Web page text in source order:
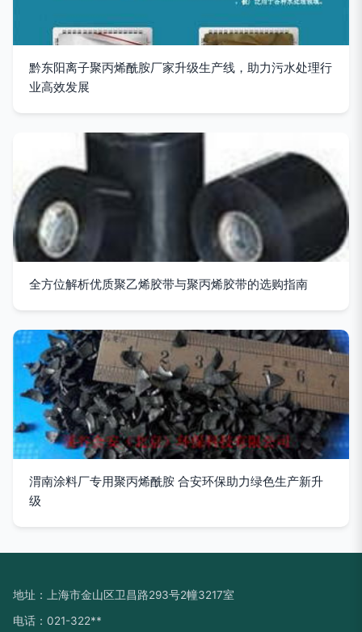
黔东阳离子聚丙烯酰胺厂家升级生产线，助力污水处理行
业高效发展
全方位解析优质聚乙烯胶带与聚丙烯胶带的选购指南
渭南涂料厂专用聚丙烯酰胺 合安环保助力绿色生产新升
级
地址：上海市金山区卫昌路293号2幢3217室
电话：021-322**